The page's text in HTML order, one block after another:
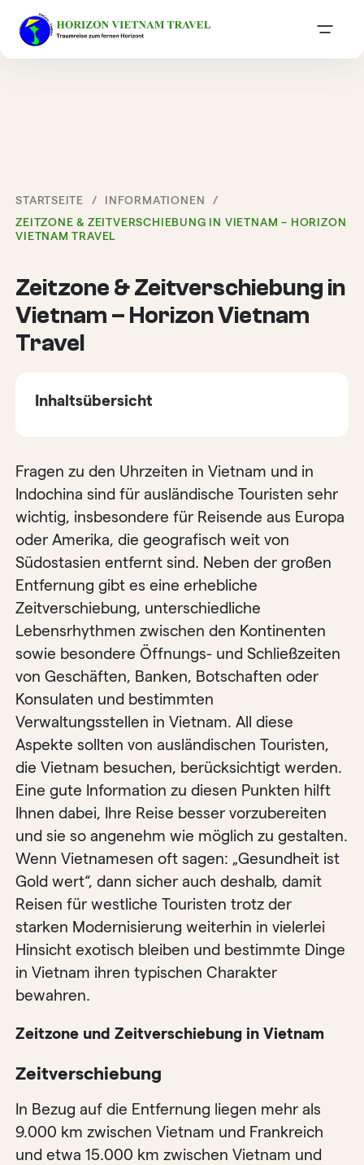
STARTSEITE
INFORMATIONEN
ZEITZONE & ZEITVERSCHIEBUNG IN VIETNAM – HORIZON
VIETNAM TRAVEL
Zeitzone & Zeitverschiebung in
Vietnam – Horizon Vietnam
Travel
Inhaltsübersicht
Fragen zu den Uhrzeiten in Vietnam und in
Indochina sind für ausländische Touristen sehr
wichtig, insbesondere für Reisende aus Europa
oder Amerika, die geografisch weit von
Südostasien entfernt sind. Neben der großen
Entfernung gibt es eine erhebliche
Zeitverschiebung, unterschiedliche
Lebensrhythmen zwischen den Kontinenten
sowie besondere Öffnungs- und Schließzeiten
von Geschäften, Banken, Botschaften oder
Konsulaten und bestimmten
Verwaltungsstellen in Vietnam. All diese
Aspekte sollten von ausländischen Touristen,
die Vietnam besuchen, berücksichtigt werden.
Eine gute Information zu diesen Punkten hilft
Ihnen dabei, Ihre Reise besser vorzubereiten
und sie so angenehm wie möglich zu gestalten.
Wenn Vietnamesen oft sagen: „Gesundheit ist
Gold wert“, dann sicher auch deshalb, damit
Reisen für westliche Touristen trotz der
starken Modernisierung weiterhin in vielerlei
Hinsicht exotisch bleiben und bestimmte Dinge
in Vietnam ihren typischen Charakter
bewahren.
Zeitzone und Zeitverschiebung in Vietnam
Zeitverschiebung
In Bezug auf die Entfernung liegen mehr als
9.000 km zwischen Vietnam und Frankreich
und etwa 15.000 km zwischen Vietnam und